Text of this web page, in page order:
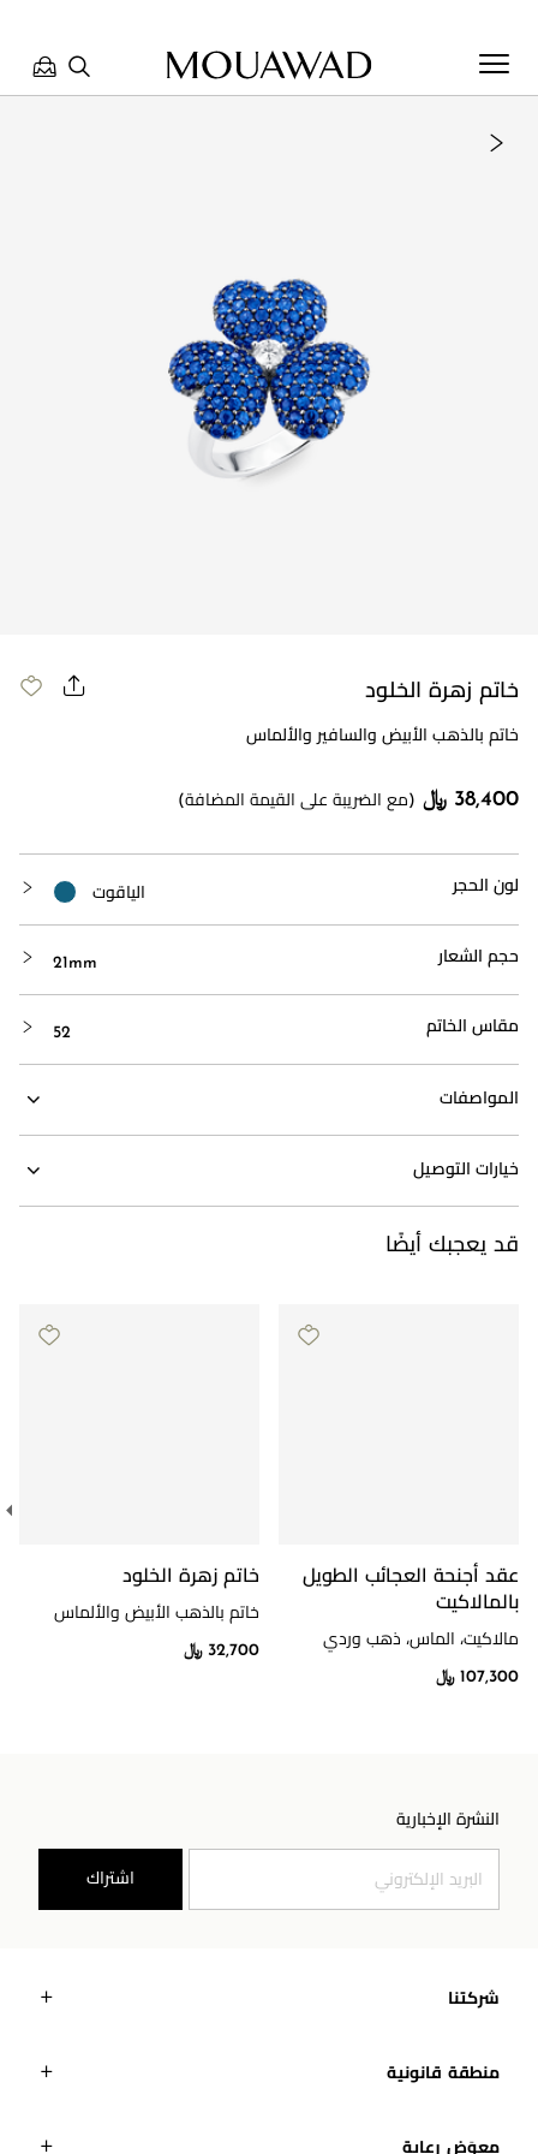
خاتم زهرة الخلود
خاتم بالذهب الأبيض والسافير والألماس
38,400 ﷼ (مع الضريبة على القيمة المضافة)
لون الحجر الياقوت
حجم الشعار 21mm
مقاس الخاتم 52
المواصفات
خيارات التوصيل
قد يعجبك أيضًا
عقد أجنحة العجائب الطويل
بالمالاكيت
مالاكيت، الماس، ذهب وردي
107,300 ﷼
خاتم زهرة الخلود
خاتم بالذهب الأبيض والألماس
32,700 ﷼
النشرة الإخبارية
اشتراك
شركتنا
منطقة قانونية
معوَض رعاية